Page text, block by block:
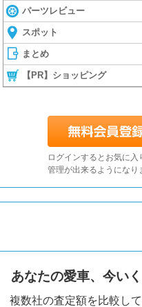
パーツレビュー
スポット
まとめ
【PR】ショッピング
ログインするとお気に
管理が出来るようになり
あなたの愛車、今い
複数社の査定額を比較し